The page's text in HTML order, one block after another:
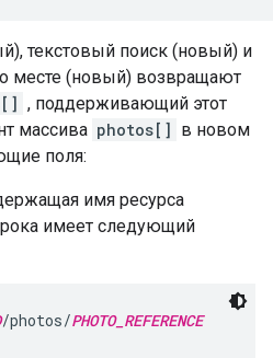
текстовый поиск (новый) и
месте (новый) возвращают
, поддерживающий этот
массива photos[] в новом
поля:
имя ресурса
имеет следующий
/photos/PHOTO_REFERENCE